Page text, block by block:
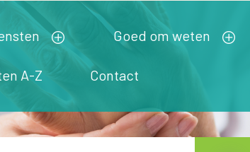
Goed om weten
A-Z Contact